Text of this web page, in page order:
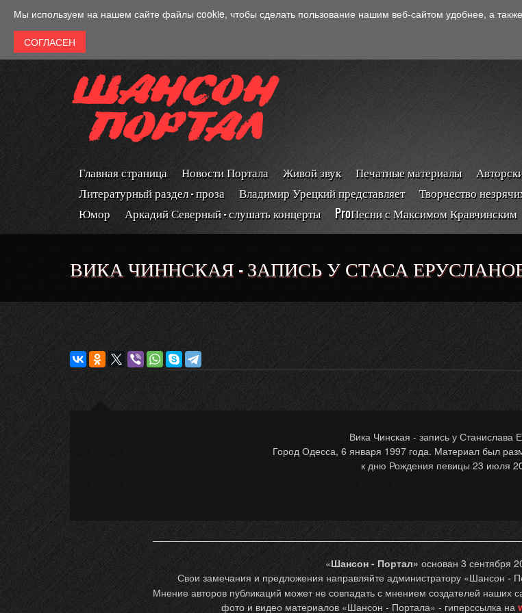
Мы используем на нашем сайте файлы cookie, чтобы сделать пользование нашим веб-сайтом удобнее, а
Главная страница Новости Портала Живой звук Печатные материалы
Литературный раздел - проза
Владимир Урецкий представляет Творчество
Юмор
Аркадий Северный - слушать концерты ProПесни с Максимом Кравчинским
ВИКА ЧИННСКАЯ - ЗАПИСЬ У СТАСА
Вика Чинская - запись у Станислава
Город Одесса, 6 января 1997 года. Материал был
к дню Рождения певицы 23 июля
«Шансон - Портал» основан 3 сентября
Свои замечания и предложения направляйте администратору «Шансон -
Мнение авторов публикаций может не совпадать с мнением создателей наших
фото и видео материалов «Шансон - Портала» - гиперссылка на